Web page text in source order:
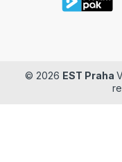
© 2026 EST Praha